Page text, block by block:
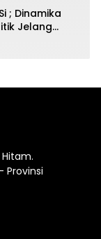
; Dinamika
Jelang
Hitam.
Provinsi